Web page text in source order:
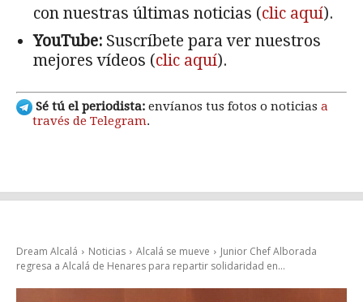
con nuestras últimas noticias (clic aquí).
YouTube: Suscríbete para ver nuestros
mejores vídeos (clic aquí).
Sé tú el periodista: envíanos tus fotos o noticias a
través de Telegram.